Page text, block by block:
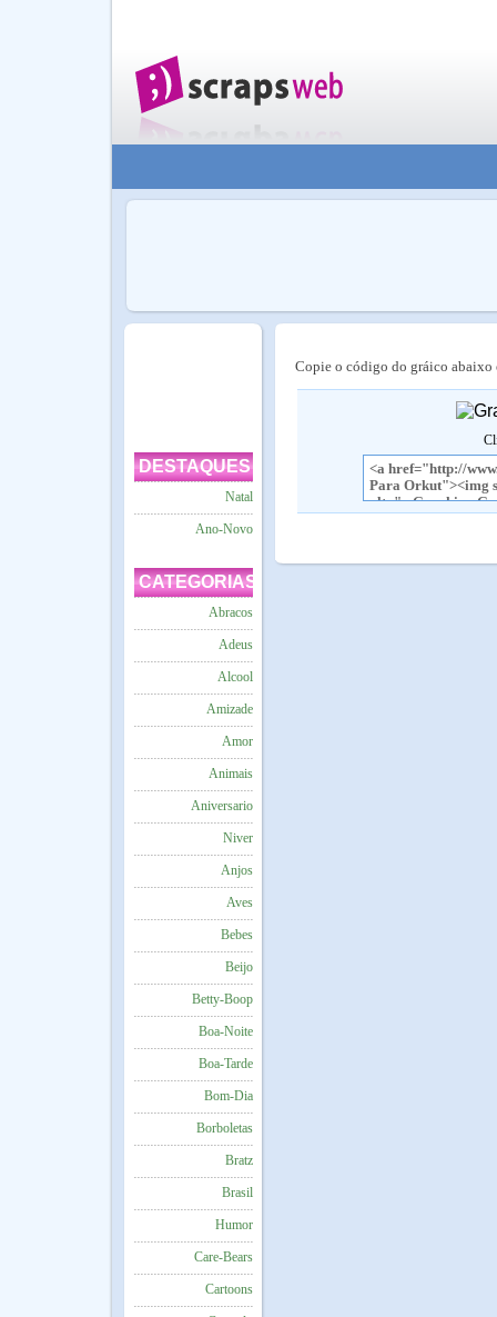
DESTAQUES
Natal
Ano-Novo
CATEGORIAS
Abracos
Adeus
Alcool
Amizade
Amor
Animais
Aniversario
Niver
Anjos
Aves
Bebes
Beijo
Betty-Boop
Boa-Noite
Boa-Tarde
Bom-Dia
Borboletas
Bratz
Brasil
Humor
Care-Bears
Cartoons
Copie o código do gráico abaixo